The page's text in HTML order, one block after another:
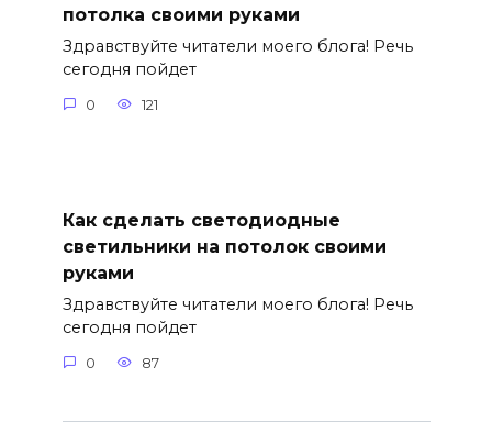
потолка своими руками
Здравствуйте читатели моего блога! Речь
сегодня пойдет
0 121
Как сделать светодиодные
светильники на потолок своими
руками
Здравствуйте читатели моего блога! Речь
сегодня пойдет
0 87